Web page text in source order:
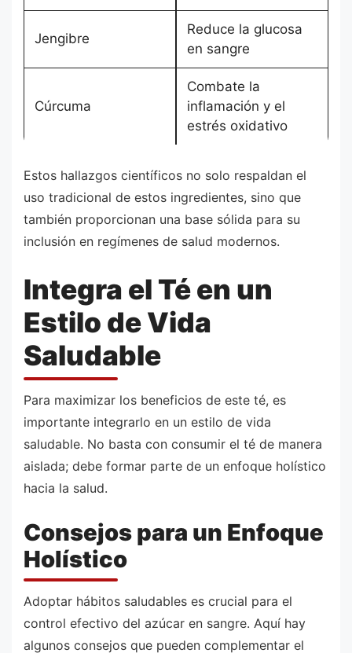
Jengibre
Reduce la glucosa
en sangre
Cúrcuma
Combate la
inflamación y el
estrés oxidativo
Estos hallazgos científicos no solo respaldan el
uso tradicional de estos ingredientes, sino que
también proporcionan una base sólida para su
inclusión en regímenes de salud modernos.
Integra el Té en un
Estilo de Vida
Saludable
Para maximizar los beneficios de este té, es
importante integrarlo en un estilo de vida
saludable. No basta con consumir el té de manera
aislada; debe formar parte de un enfoque holístico
hacia la salud.
Consejos para un Enfoque
Holístico
Adoptar hábitos saludables es crucial para el
control efectivo del azúcar en sangre. Aquí hay
algunos consejos que pueden complementar el